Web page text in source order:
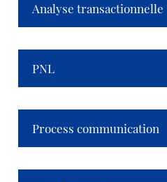
Analyse transactionnelle
PNL
Process communication